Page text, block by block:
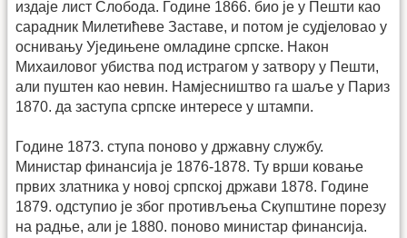
издаје лист Слобода. Године 1866. био је у Пешти као
сарадник Милетићеве Заставе, и потом је судјеловао у
оснивању Уједињене омладине српске. Након
Михаиловог убиства под истрагом у затвору у Пешти,
али пуштен као невин. Намјесништво га шаље у Париз
1870. да заступа српске интересе у штампи.
Године 1873. ступа поново у државну службу.
Министар финансија је 1876-1878. Ту врши ковање
првих златника у новој српској држави 1878. Године
1879. одступио је због противљења Скупштине порезу
на радње, али је 1880. поново министар финансија.